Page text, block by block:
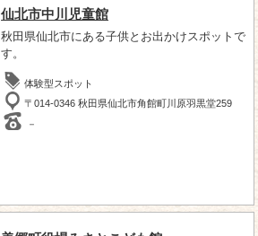
仙北市中川児童館
秋田県仙北市にある子供とお出かけスポットで
す。
体験型スポット
〒014-0346 秋田県仙北市角館町川原羽黒堂259
－